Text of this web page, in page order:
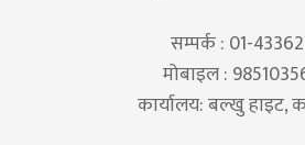
सम्पर्क : 01-
मोबाइल :
कार्यालय: बल्खु हाइट,